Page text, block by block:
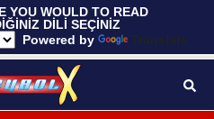
YOU WOULD TO READ
DİLİ SEÇİNİZ
Powered by
Translate